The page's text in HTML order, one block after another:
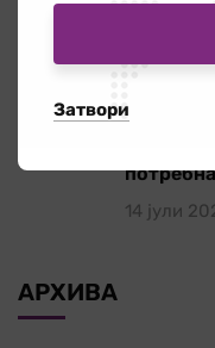
16 јули
потребна
14 јули
АРХИВА
Затвори